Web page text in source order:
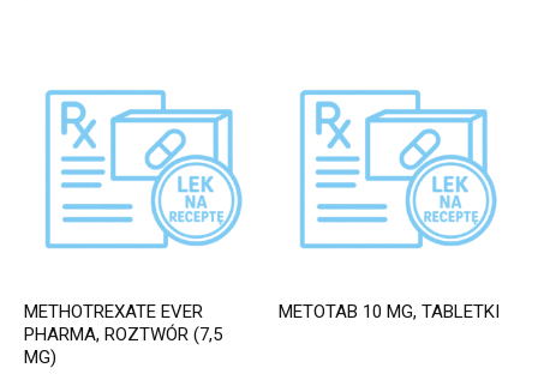
METHOTREXATE EVER
PHARMA, ROZTWÓR (7,5
MG)
METOTAB 10 MG, TABLETKI